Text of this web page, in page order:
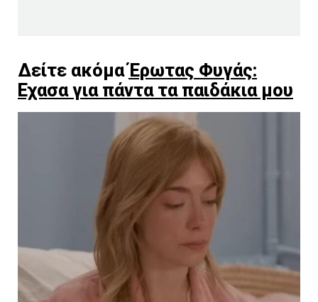
Δείτε ακόμαΈρωτας Φυγάς:
Εχασα για πάντα τα παιδάκια μου